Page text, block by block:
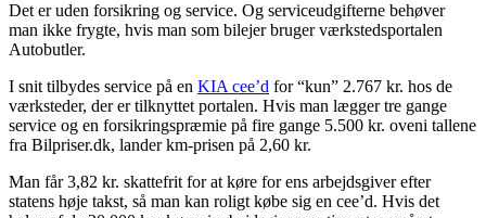
Det er uden forsikring og service. Og serviceudgifterne behøver
man ikke frygte, hvis man som bilejer bruger værkstedsportalen
Autobutler.
I snit tilbydes service på en KIA cee’d for “kun” 2.767 kr. hos de
værksteder, der er tilknyttet portalen. Hvis man lægger tre gange
service og en forsikringspræmie på fire gange 5.500 kr. oveni tallene
fra Bilpriser.dk, lander km-prisen på 2,60 kr.
Man får 3,82 kr. skattefrit for at køre for ens arbejdsgiver efter
statens høje takst, så man kan roligt købe sig en cee’d. Hvis det